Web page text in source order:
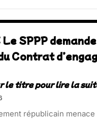
Le SPPP demande
Contrat
républicain